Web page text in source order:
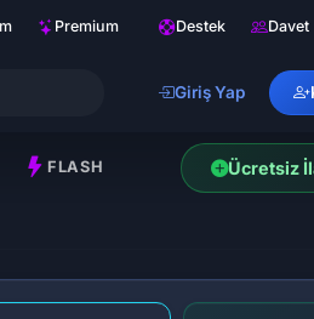
Premium Destek Davet
Giriş Yap
FLASH Ücretsiz